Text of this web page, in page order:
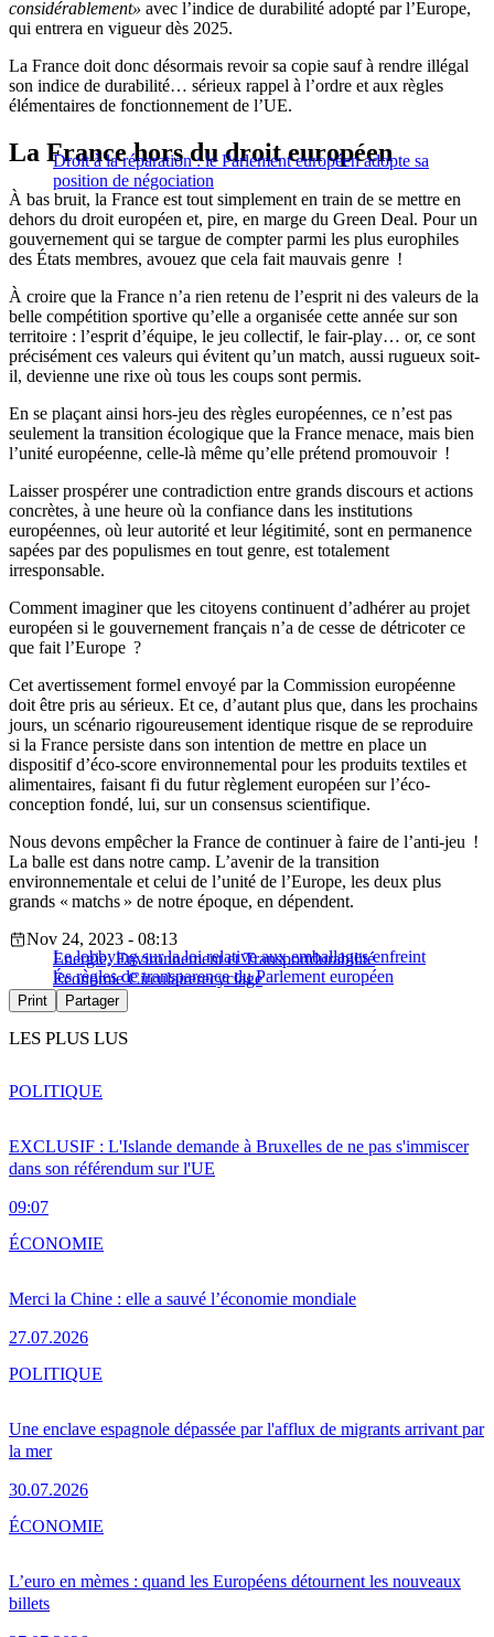
considérablement» avec l’indice de durabilité adopté par l’Europe,
qui entrera en vigueur dès 2025.
La France doit donc désormais revoir sa copie sauf à rendre illégal
son indice de durabilité… sérieux rappel à l’ordre et aux règles
élémentaires de fonctionnement de l’UE.
Droit à la réparation : le Parlement européen adopte sa
position de négociation
La France hors du droit européen
À bas bruit, la France est tout simplement en train de se mettre en
dehors du droit européen et, pire, en marge du Green Deal. Pour un
gouvernement qui se targue de compter parmi les plus europhiles
des États membres, avouez que cela fait mauvais genre !
À croire que la France n’a rien retenu de l’esprit ni des valeurs de la
belle compétition sportive qu’elle a organisée cette année sur son
territoire : l’esprit d’équipe, le jeu collectif, le fair-play… or, ce sont
précisément ces valeurs qui évitent qu’un match, aussi rugueux soit-
il, devienne une rixe où tous les coups sont permis.
En se plaçant ainsi hors-jeu des règles européennes, ce n’est pas
seulement la transition écologique que la France menace, mais bien
l’unité européenne, celle-là même qu’elle prétend promouvoir !
Laisser prospérer une contradiction entre grands discours et actions
concrètes, à une heure où la confiance dans les institutions
européennes, où leur autorité et leur légitimité, sont en permanence
sapées par des populismes en tout genre, est totalement
irresponsable.
Comment imaginer que les citoyens continuent d’adhérer au projet
européen si le gouvernement français n’a de cesse de détricoter ce
que fait l’Europe ?
Cet avertissement formel envoyé par la Commission européenne
doit être pris au sérieux. Et ce, d’autant plus que, dans les prochains
jours, un scénario rigoureusement identique risque de se reproduire
si la France persiste dans son intention de mettre en place un
dispositif d’éco-score environnemental pour les produits textiles et
alimentaires, faisant fi du futur règlement européen sur l’éco-
conception fondé, lui, sur un consensus scientifique.
Nous devons empêcher la France de continuer à faire de l’anti-jeu !
La balle est dans notre camp. L’avenir de la transition
environnementale et celui de l’unité de l’Europe, les deux plus
grands « matchs » de notre époque, en dépendent.
Le lobbying sur la loi relative aux emballages enfreint
les règles de transparence du Parlement européen
Nov 24, 2023 - 08:13
Energie, Environnement et Transportdurabilité
Économie Circulairerecyclage
Print Partager
LES PLUS LUS
EXCLUSIF : L'Islande demande à Bruxelles de ne pas s'immiscer
dans son référendum sur l'UE
09:07
POLITIQUE
Merci la Chine : elle a sauvé l’économie mondiale
27.07.2026
ÉCONOMIE
Une enclave espagnole dépassée par l'afflux de migrants arrivant par
la mer
30.07.2026
POLITIQUE
L’euro en mèmes : quand les Européens détournent les nouveaux
billets
ÉCONOMIE